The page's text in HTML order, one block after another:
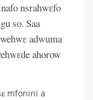
nsrahwɛfo
so. Saa
adwuma
ahorow
mfonini a